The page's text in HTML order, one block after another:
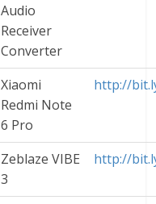
Audio
Receiver
Converter
Xiaomi
Redmi Note
6 Pro
http://
Zeblaze VIBE
3
http://